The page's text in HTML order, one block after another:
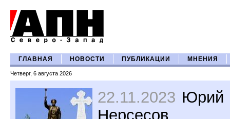
ГЛАВНАЯ НОВОСТИ ПУБЛИКАЦИИ МНЕНИЯ
Четверг, 6 августа 2026
22.11.2023 Юрий
Нерсесов